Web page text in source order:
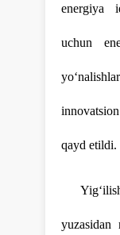
energiya
uchun
qayd etildi.
yuzasidan